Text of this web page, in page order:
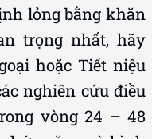
lỏng bằng khăn
trọng nhất, hãy
hoặc Tiết niệu
nghiên cứu điều
vòng 24 – 48